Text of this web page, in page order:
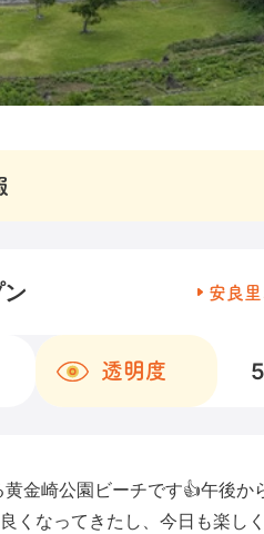
安良里
透明度
金崎公園ビーチです👍午後か
くなってきたし、今日も楽し